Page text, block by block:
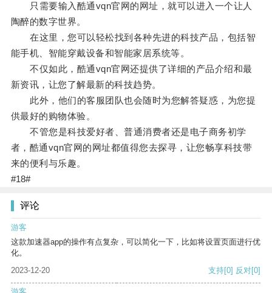
只需要输入酷通vqn官网的网址，就可以进入一个让人
陶醉的数字世界。
在这里，您可以轻松找到各种先进的科技产品，包括智
能手机、智能穿戴设备和智能家居系统等。
不仅如此，酷通vqn官网还提供了详细的产品介绍和最
新资讯，让您了解最新的科技趋势。
此外，他们的客服团队也会随时为您解答疑惑，为您提
供最好的购物体验。
不管您是科技爱好者、普通消费者还是电子商务初学
者，酷通vqn官网的网址都值得您去探寻，让您畅享科技带
来的便利与乐趣。
#18#
评论
游客
这款加速器app的操作有点复杂，可以简化一下，比如将设置页面进行优
化。
2023-12-20
支持[0] 反对[0]